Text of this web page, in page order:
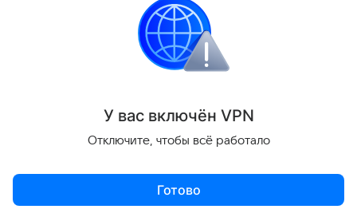
«Рекомендации и предложения».
Поделиться
У вас включён VPN
Отключите, чтобы всё работало
Готово